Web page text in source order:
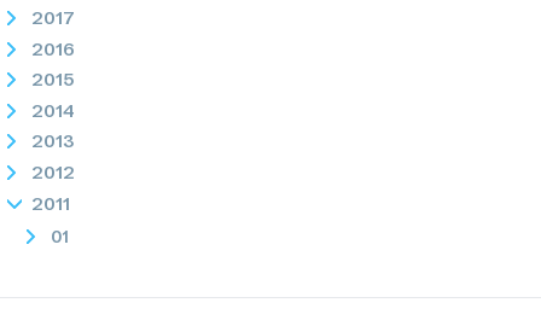
2017
2016
2015
2014
2013
2012
2011
01
03